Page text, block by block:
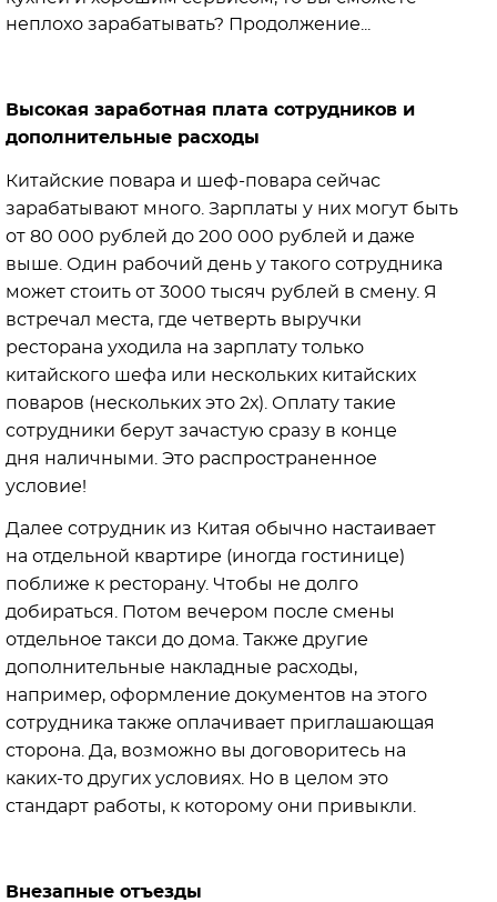
неплохо зарабатывать? Продолжение...
Высокая заработная плата сотрудников и
дополнительные расходы
Китайские повара и шеф-повара сейчас
зарабатывают много. Зарплаты у них могут быть
от 80 000 рублей до 200 000 рублей и даже
выше. Один рабочий день у такого сотрудника
может стоить от 3000 тысяч рублей в смену. Я
встречал места, где четверть выручки
ресторана уходила на зарплату только
китайского шефа или нескольких китайских
поваров (нескольких это 2х). Оплату такие
сотрудники берут зачастую сразу в конце
дня наличными. Это распространенное
условие!
Далее сотрудник из Китая обычно настаивает
на отдельной квартире (иногда гостинице)
поближе к ресторану. Чтобы не долго
добираться. Потом вечером после смены
отдельное такси до дома. Также другие
дополнительные накладные расходы,
например, оформление документов на этого
сотрудника также оплачивает приглашающая
сторона. Да, возможно вы договоритесь на
каких-то других условиях. Но в целом это
стандарт работы, к которому они привыкли.
Внезапные отъезды